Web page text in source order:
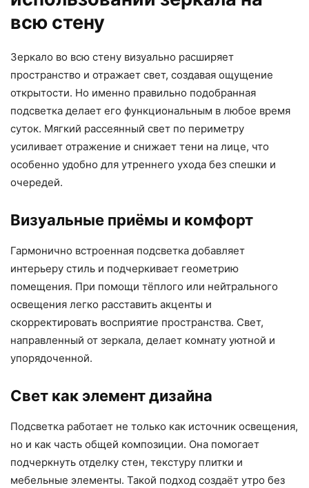
всю стену
Зеркало во всю стену визуально расширяет
пространство и отражает свет, создавая ощущение
открытости. Но именно правильно подобранная
подсветка делает его функциональным в любое время
суток. Мягкий рассеянный свет по периметру
усиливает отражение и снижает тени на лице, что
особенно удобно для утреннего ухода без спешки и
очередей.
Визуальные приёмы и комфорт
Гармонично встроенная подсветка добавляет
интерьеру стиль и подчеркивает геометрию
помещения. При помощи тёплого или нейтрального
освещения легко расставить акценты и
скорректировать восприятие пространства. Свет,
направленный от зеркала, делает комнату уютной и
упорядоченной.
Свет как элемент дизайна
Подсветка работает не только как источник освещения,
но и как часть общей композиции. Она помогает
подчеркнуть отделку стен, текстуру плитки и
мебельные элементы. Такой подход создаёт утро без